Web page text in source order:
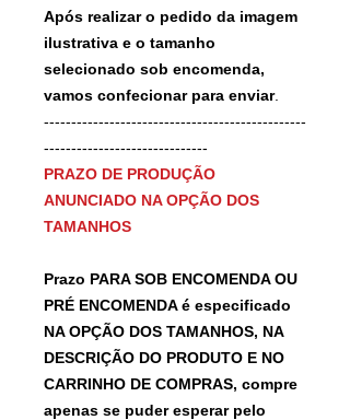
Após realizar o pedido da imagem
ilustrativa e o tamanho
selecionado sob encomenda,
vamos confecionar para enviar.
------------------------------------------------
------------------------------
PRAZO DE PRODUÇÃO
ANUNCIADO NA OPÇÃO DOS
TAMANHOS
Prazo PARA SOB ENCOMENDA OU
PRÉ ENCOMENDA é especificado
NA OPÇÃO DOS TAMANHOS, NA
DESCRIÇÃO DO PRODUTO E NO
CARRINHO DE COMPRAS, compre
apenas se puder esperar pelo